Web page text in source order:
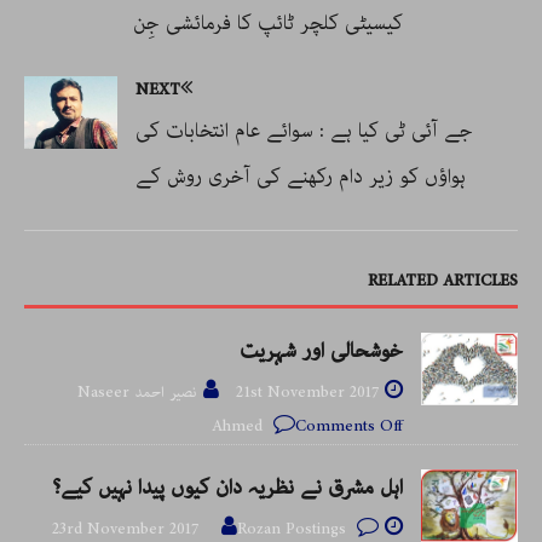
کیسیٹی کلچر ٹائپ کا فرمائشی جِن
NEXT
جے آئی ٹی کیا ہے : سوائے عام انتخابات کی
ہواؤں کو زیر دام رکھنے کی آخری روش کے
RELATED ARTICLES
خوشحالی اور شہریت
21st November 2017
نصیر احمد Naseer
Ahmed
Comments Off
اہل مشرق نے نظریہ دان کیوں پیدا نہیں کیے؟
23rd November 2017 Rozan Postings